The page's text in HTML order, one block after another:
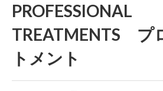
PRODUCTS商品について
PROFESSIONAL TREATMENTS
ント
Technologyテクノロジー
PROFESSIONAL
TREATMENTS プ
トメント